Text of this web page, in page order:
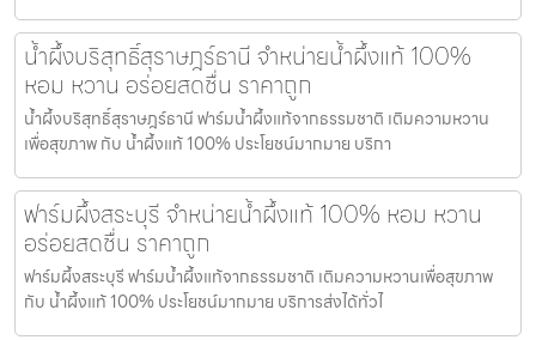
น้ำผึ้งบริสุทธิ์สุราษฎร์ธานี จำหน่ายน้ำผึ้งแท้ 100%
หอม หวาน อร่อยสดชื่น ราคาถูก
น้ำผึ้งบริสุทธิ์สุราษฎร์ธานี ฟาร์มน้ำผึ้งแท้จากธรรมชาติ เติมความหวาน
เพื่อสุขภาพ กับ น้ำผึ้งแท้ 100% ประโยชน์มากมาย บริกา
ฟาร์มผึ้งสระบุรี จำหน่ายน้ำผึ้งแท้ 100% หอม หวาน
อร่อยสดชื่น ราคาถูก
ฟาร์มผึ้งสระบุรี ฟาร์มน้ำผึ้งแท้จากธรรมชาติ เติมความหวานเพื่อสุขภาพ
กับ น้ำผึ้งแท้ 100% ประโยชน์มากมาย บริการส่งได้ทั่วไ